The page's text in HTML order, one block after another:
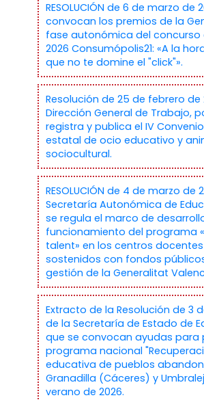
RESOLUCIÓN de 6 de marzo de
convocan los premios de la
fase autonómica del concurso
2026 Consumópolis21: «A la
que no te domine el "click"».
Resolución de 25 de febrero de
Dirección General de Trabajo,
registra y publica el IV
estatal de ocio educativo y
sociocultural.
RESOLUCIÓN de 4 de marzo de
Secretaría Autonómica de
se regula el marco de
funcionamiento del programa
talent» en los centros
sostenidos con fondos
gestión de la Generalitat
Extracto de la Resolución de 3
de la Secretaría de Estado de
que se convocan ayudas para
programa nacional
educativa de pueblos
Granadilla (Cáceres) y
verano de 2026.